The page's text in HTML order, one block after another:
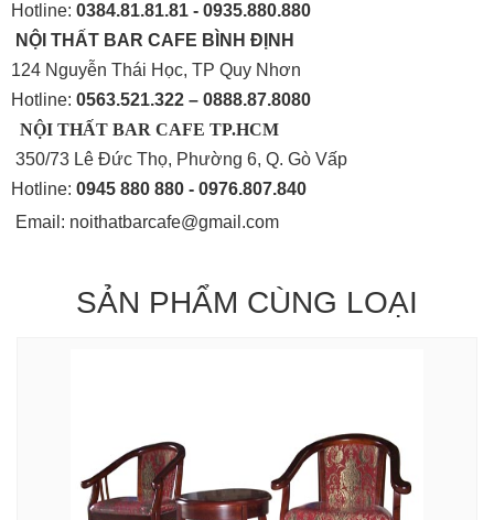
Hotline: 0384.81.81.81 - 0935.880.880
NỘI THẤT BAR CAFE BÌNH ĐỊNH
124 Nguyễn Thái Học, TP Quy Nhơn
Hotline: 0563.521.322 – 0888.87.8080
NỘI THẤT BAR CAFE TP.HCM
350/73 Lê Đức Thọ, Phường 6, Q. Gò Vấp
Hotline: 0945 880 880 - 0976.807.840
Email: noithatbarcafe@gmail.com
SẢN PHẨM CÙNG LOẠI